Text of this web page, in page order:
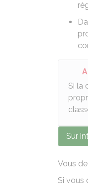
Si la
Sur
Vous
Si vous